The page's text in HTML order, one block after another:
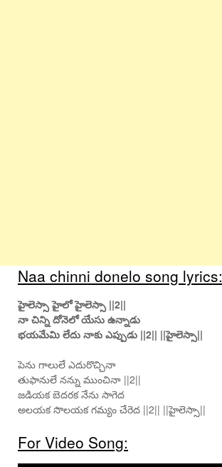
Naa chinni donelo song lyrics:
హైలెస్సా హైలో హైలెస్సా ||2||
నా చిన్ని దోనెలో యేసు ఉన్నాడు
భయమేమి లేదు నాకు ఎప్పుడు ||2|| ||హైలెస్సా||
పెను గాలులే ఎదురొచ్చినా
తుఫానులే నన్ను ముంచినా ||2||
జడియక బెదరక నేను సాగెద
అలయక సొలయక గమ్యం చేరెద ||2|| ||హైలెస్సా||
For Video Song: